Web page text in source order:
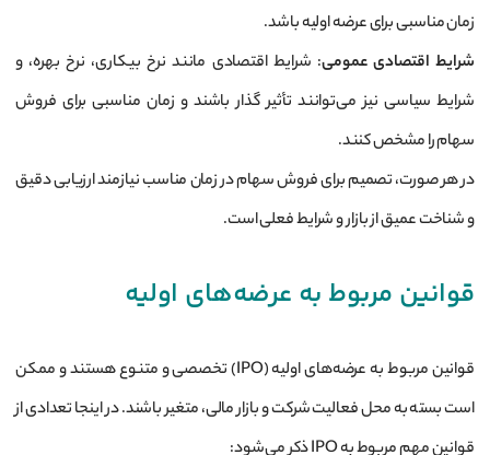
زمان مناسبی برای عرضه اولیه باشد.
شرایط اقتصادی عمومی: شرایط اقتصادی مانند نرخ بیکاری، نرخ بهره، و
شرایط سیاسی نیز می‌توانند تأثیر گذار باشند و زمان مناسبی برای فروش
سهام را مشخص کنند.
در هر صورت، تصمیم برای فروش سهام در زمان مناسب نیازمند ارزیابی دقیق
و شناخت عمیق از بازار و شرایط فعلی است.
قوانین مربوط به عرضه‌های اولیه
قوانین مربوط به عرضه‌های اولیه (IPO) تخصصی و متنوع هستند و ممکن
است بسته به محل فعالیت شرکت و بازار مالی، متغیر باشند. در اینجا تعدادی از
قوانین مهم مربوط به IPO ذکر می‌شود: